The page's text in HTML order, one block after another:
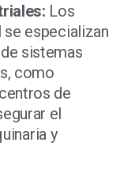
Los
especializan
sistemas
como
de
el
y